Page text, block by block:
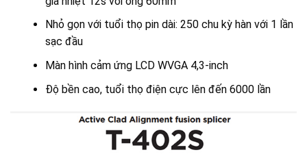
Nhỏ gọn với tuổi thọ pin dài: 250 chu kỳ hàn với 1 lần
sạc đầu
Màn hình cảm ứng LCD WVGA 4,3-inch
Độ bền cao, tuổi thọ điện cực lên đến 6000 lần